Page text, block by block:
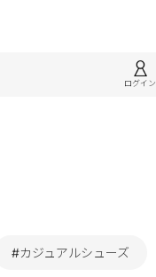
ログイン
#カジュアルシューズ